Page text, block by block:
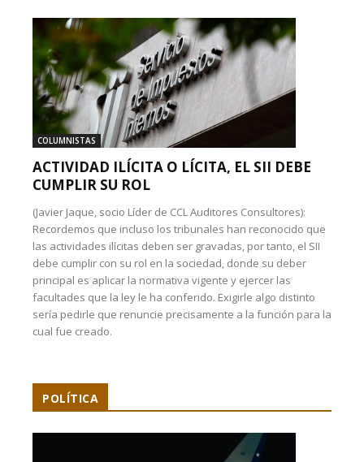
COLUMNISTAS
ACTIVIDAD ILÍCITA O LÍCITA, EL SII DEBE
CUMPLIR SU ROL
(Javier Jaque, socio Líder de CCL Auditores Consultores):
Recordemos que incluso los tribunales han reconocido que
las actividades ilícitas deben ser gravadas, por tanto, el SII
debe cumplir con su rol en la sociedad, donde su deber
principal es aplicar la normativa vigente y ejercer las
facultades que la ley le ha conferido. Exigirle algo distinto
sería pedirle que renuncie precisamente a la función para la
cual fue creado.
POLÍTICA